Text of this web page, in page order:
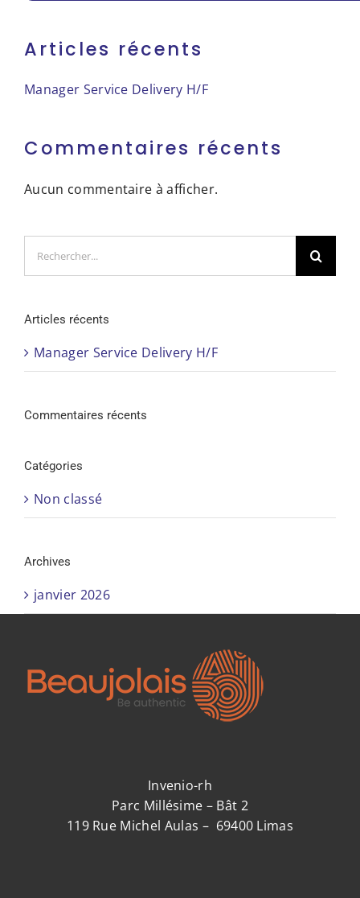
Articles récents
Manager Service Delivery H/F
Commentaires récents
Aucun commentaire à afficher.
Articles récents
Manager Service Delivery H/F
Commentaires récents
Catégories
Non classé
Archives
janvier 2026
Invenio-rh
Parc Millésime – Bât 2
119 Rue Michel Aulas – 69400 Limas